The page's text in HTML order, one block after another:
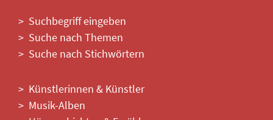
Suchbegriff eingeben
Suche nach Themen
Suche nach Stichwörtern
Künstlerinnen & Künstler
Musik-Alben